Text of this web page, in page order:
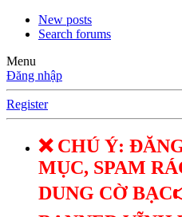
New posts
Search forums
Menu
Đăng nhập
Register
❌ CHÚ Ý:
MỤC, SPAM
DUNG CỜ